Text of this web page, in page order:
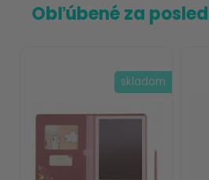
Obľúbené za
skladom